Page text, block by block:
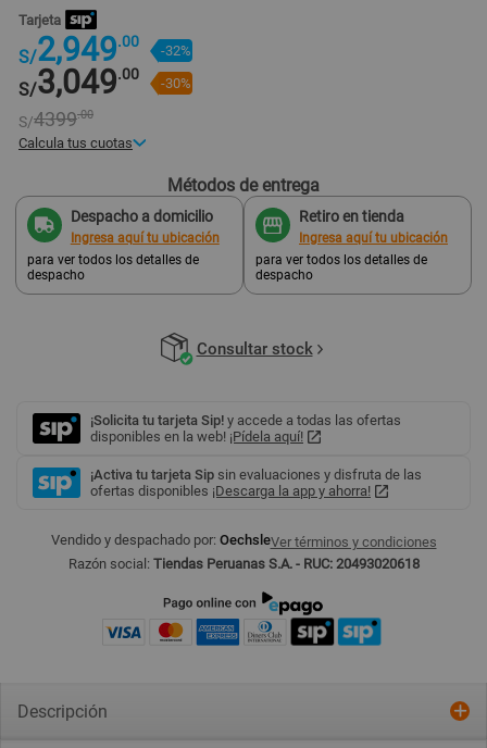
S/2,949.00 -32%
Tarjeta
S/3,049.00 -30%
S/4399.00
Calcula tus cuotas
2 cuotas Pago mensual s/ 1616
Métodos de entrega
Despacho a domicilio
Ingresa aquí tu ubicación
para ver todos los detalles de
despacho
Retiro en tienda
Ingresa aquí tu ubicación
para ver todos los detalles de
despacho
Consultar stock
¡Solicita tu tarjeta Sip! y accede a todas las ofertas
disponibles en la web! ¡Pídela aquí!
¡Activa tu tarjeta Sip sin evaluaciones y disfruta de las
ofertas disponibles ¡Descarga la app y ahorra!
Vendido y despachado por: OechsleVer términos y condiciones
Razón social: Tiendas Peruanas S.A. - RUC: 20493020618
Descripción